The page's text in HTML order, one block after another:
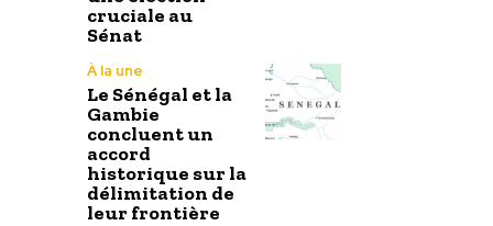
cruciale au
Sénat
À la une
Le Sénégal et la
Gambie
concluent un
accord
historique sur la
délimitation de
leur frontière